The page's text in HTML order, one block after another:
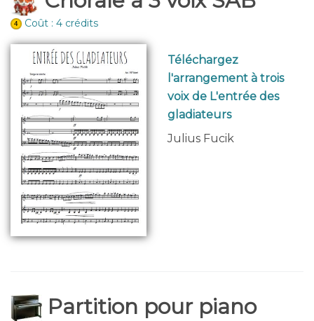
Coût : 4 crédits
Téléchargez
l'arrangement à trois
voix de L'entrée des
gladiateurs
Julius Fucik
Partition pour piano